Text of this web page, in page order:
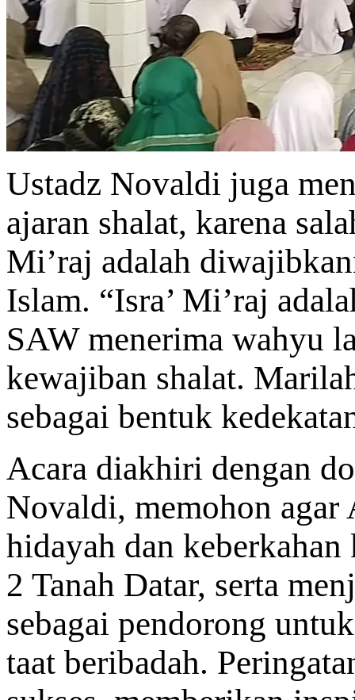
Ustadz Novaldi juga
ajaran shalat, karena
Mi’raj adalah
Islam. “Isra’ Mi’raj
SAW menerima wahyu
kewajiban shalat.
sebagai bentuk
Acara diakhiri dengan
Novaldi, memohon agar
hidayah dan
2 Tanah Datar, serta
sebagai pendorong
taat beribadah.